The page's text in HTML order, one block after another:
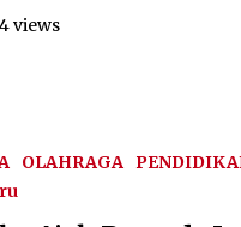
views
OLAHRAGA